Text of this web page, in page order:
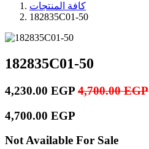
كافة المنتجات
182835C01-50
182835C01-50
4,230.00 EGP 4,700.00EGP
4,700.00 EGP
Not Available For Sale